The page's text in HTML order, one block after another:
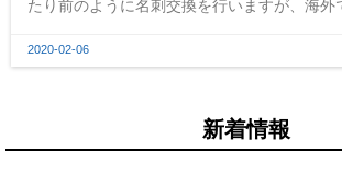
たり前のように名刺交換を行いますが、海外
2020-02-06